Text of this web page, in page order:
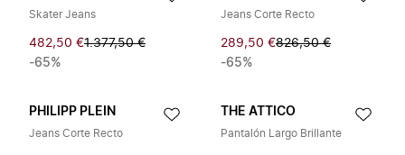
Skater Jeans
482,50 €1.377,50 €
-65%
Jeans Corte Recto
289,50 €826,50 €
-65%
PHILIPP PLEIN
Jeans Corte Recto
THE ATTICO
Pantalón Largo Brillante